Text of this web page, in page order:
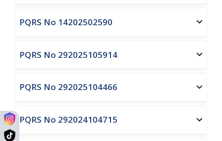
PQRS No 14202502590
PQRS No 292025105914
PQRS No 292025104466
PQRS No 292024104715